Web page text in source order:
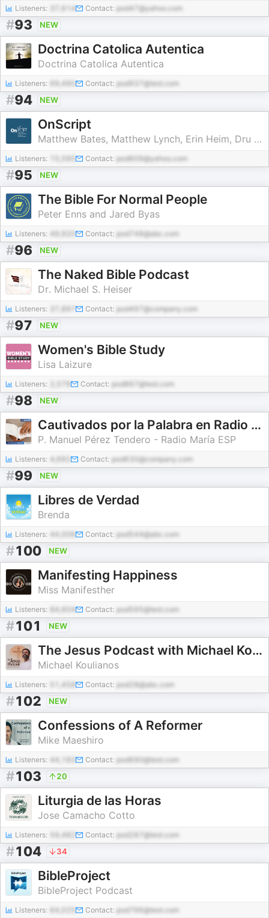
Listeners: Contact: pod47@yahoo.com
#93 NEW
Doctrina Catolica Autentica
Doctrina Catolica Autentica
Listeners: 69,490 Contact: pod937@test.com
#94 NEW
OnScript
Matthew Bates, Matthew Lynch, Erin Heim, Dru Johnson, Amy Brown Hughes, & Chris Tilling
Listeners: Contact: pod609@yahoo.com
#95 NEW
The Bible For Normal People
Peter Enns and Jared Byas
Listeners: 49,920 Contact: pod748@abc.com
#96 NEW
The Naked Bible Podcast
Dr. Michael S. Heiser
Listeners: Contact: pod497@company.com
#97 NEW
Women's Bible Study
Lisa Laizure
Listeners: Contact: pod867@test.com
#98 NEW
Cautivados por la Palabra en Radio María
P. Manuel Pérez Tendero - Radio María ESP
Listeners: Contact: pod630@company.com
#99 NEW
Libres de Verdad
Brenda
Listeners: 44,006 Contact: pod544@abc.com
#100 NEW
Manifesting Happiness
Miss Manifesther
Listeners: 84,604 Contact: pod595@test.com
#101 NEW
The Jesus Podcast with Michael Koulianos
Michael Koulianos
Listeners: 51,458 Contact: pod28@abc.com
#102 NEW
Confessions of A Reformer
Mike Maeshiro
Listeners: 44,193 Contact: pod690@test.com
#103 20
Liturgia de las Horas
Jose Camacho Cotto
Listeners: 59,482 Contact: pod287@test.com
#104 34
BibleProject
BibleProject Podcast
Listeners: 64,025 Contact: pod766@test.com